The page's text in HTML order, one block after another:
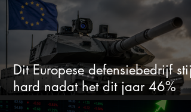
Dit Europese defensiebedrijf
hard nadat het dit jaar 46%
daalde: mooie koopkans?